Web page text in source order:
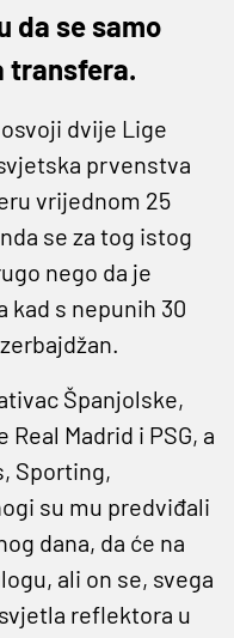
da se samo
transfera.
dvije Lige
prvenstva
vrijednom 25
se za tog istog
nego da je
kad s nepunih 30
Španjolske,
Madrid i PSG, a
Sporting,
su mu predviđali
dana, da će na
ali on se, svega
reflektora u